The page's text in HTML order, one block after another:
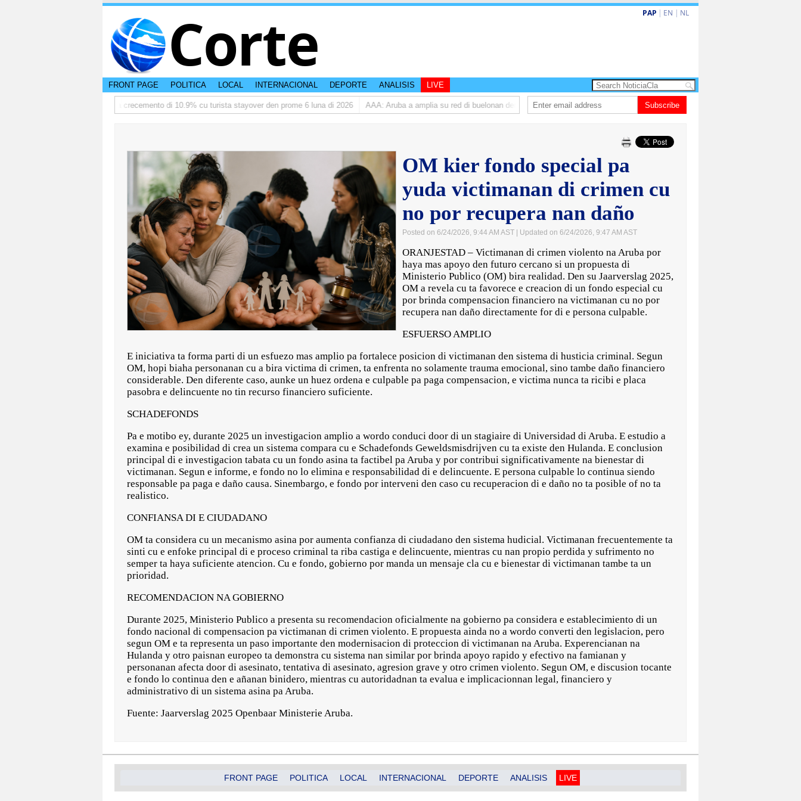
Corte PAP | EN | NL
FRONT PAGE POLITICA LOCAL INTERNACIONAL DEPORTE ANALISIS LIVE
TTW:Aruba ta registra crecemento di 10.9% cu turista stayover den prome 6 luna di 2026 AAA: Aruba a amplia su red di buelonan den 2025 Dos siman mas pa decision cay den caso di e-steps
Subscribe
OM kier fondo special pa
yuda victimanan di crimen cu
no por recupera nan daño
Posted on 6/24/2026, 9:44 AM AST | Updated on 6/24/2026, 9:47 AM AST
ORANJESTAD – Victimanan di crimen violento na Aruba por
haya mas apoyo den futuro cercano si un propuesta di
Ministerio Publico (OM) bira realidad. Den su Jaarverslag 2025,
OM a revela cu ta favorece e creacion di un fondo especial cu
por brinda compensacion financiero na victimanan cu no por
recupera nan daño directamente for di e persona culpable.
ESFUERSO AMPLIO
E iniciativa ta forma parti di un esfuezo mas amplio pa fortalece posicion di victimanan den sistema di husticia criminal. Segun
OM, hopi biaha personanan cu a bira victima di crimen, ta enfrenta no solamente trauma emocional, sino tambe daño financiero
considerable. Den diferente caso, aunke un huez ordena e culpable pa paga compensacion, e victima nunca ta ricibi e placa
pasobra e delincuente no tin recurso financiero suficiente.
SCHADEFONDS
Pa e motibo ey, durante 2025 un investigacion amplio a wordo conduci door di un stagiaire di Universidad di Aruba. E estudio a
examina e posibilidad di crea un sistema compara cu e Schadefonds Geweldsmisdrijven cu ta existe den Hulanda. E conclusion
principal di e investigacion tabata cu un fondo asina ta factibel pa Aruba y por contribui significativamente na bienestar di
victimanan. Segun e informe, e fondo no lo elimina e responsabilidad di e delincuente. E persona culpable lo continua siendo
responsable pa paga e daño causa. Sinembargo, e fondo por interveni den caso cu recuperacion di e daño no ta posible of no ta
realistico.
CONFIANSA DI E CIUDADANO
OM ta considera cu un mecanismo asina por aumenta confianza di ciudadano den sistema hudicial. Victimanan frecuentemente ta
sinti cu e enfoke principal di e proceso criminal ta riba castiga e delincuente, mientras cu nan propio perdida y sufrimento no
semper ta haya suficiente atencion. Cu e fondo, gobierno por manda un mensaje cla cu e bienestar di victimanan tambe ta un
prioridad.
RECOMENDACION NA GOBIERNO
Durante 2025, Ministerio Publico a presenta su recomendacion oficialmente na gobierno pa considera e establecimiento di un
fondo nacional di compensacion pa victimanan di crimen violento. E propuesta ainda no a wordo converti den legislacion, pero
segun OM e ta representa un paso importante den modernisacion di proteccion di victimanan na Aruba. Experencianan na
Hulanda y otro paisnan europeo ta demonstra cu sistema nan similar por brinda apoyo rapido y efectivo na famianan y
personanan afecta door di asesinato, tentativa di asesinato, agresion grave y otro crimen violento. Segun OM, e discusion tocante
e fondo lo continua den e añanan binidero, mientras cu autoridadnan ta evalua e implicacionnan legal, financiero y
administrativo di un sistema asina pa Aruba.
Fuente: Jaarverslag 2025 Openbaar Ministerie Aruba.
FRONT PAGE POLITICA LOCAL INTERNACIONAL DEPORTE ANALISIS LIVE